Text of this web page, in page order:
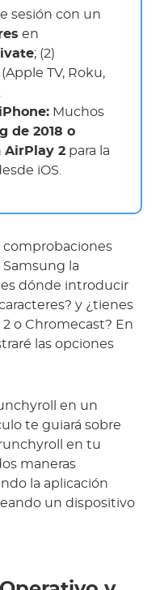
sesión con un
en
; (2)
(Apple TV, Roku,
Muchos
de 2018 o
AirPlay 2 para la
iOS.
comprobaciones
la
dónde introducir
y ¿tienes
o Chromecast? En
las opciones
en un
te guiará sobre
en tu
maneras
la aplicación
un dispositivo